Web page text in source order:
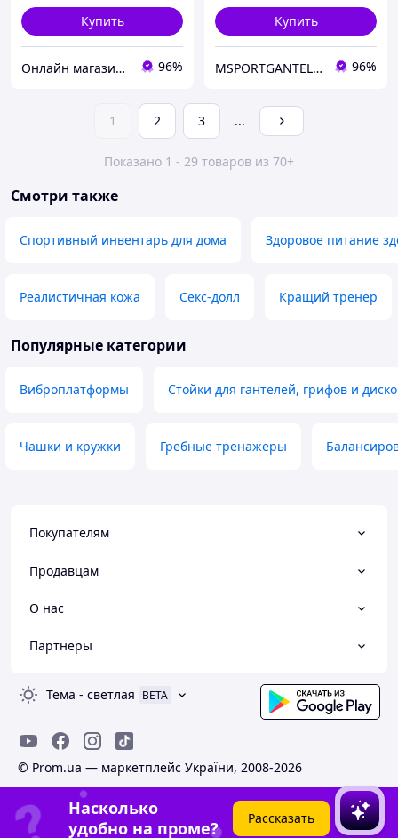
Купить
Онлайн магазин - Кексик🧁 96%
Купить
MSPORTGANTELI - інтернет магазин спортивних товарів 96%
1 2 3 ...
Показано 1 - 29 товаров из 70+
Смотри также
Спортивный инвентарь для дома Здоровое питание
Реалистичная кожа Секс-долл Кращий тренер
Популярные категории
Виброплатформы Стойки для гантелей, грифов и
Чашки и кружки Гребные тренажеры
Покупателям
Продавцам
О нас
Партнеры
Тема - светлая BETA
© Prom.ua — маркетплейс України, 2008-2026
Насколько
удобно на проме?
Рассказать